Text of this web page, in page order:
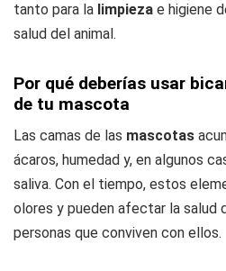
tanto para la limpieza e higiene
salud del animal.
Por qué deberías usar
de tu mascota
Las camas de las mascotas
ácaros, humedad y, en algunos
saliva. Con el tiempo, estos
olores y pueden afectar la salud
personas que conviven con ellos.